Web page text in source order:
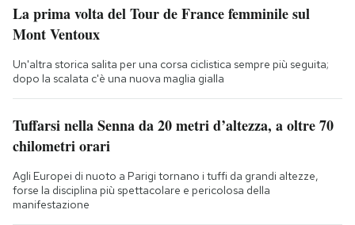
La prima volta del Tour de France femminile sul
Mont Ventoux
Un'altra storica salita per una corsa ciclistica sempre più seguita;
dopo la scalata c'è una nuova maglia gialla
Tuffarsi nella Senna da 20 metri d’altezza, a oltre 70
chilometri orari
Agli Europei di nuoto a Parigi tornano i tuffi da grandi altezze,
forse la disciplina più spettacolare e pericolosa della
manifestazione